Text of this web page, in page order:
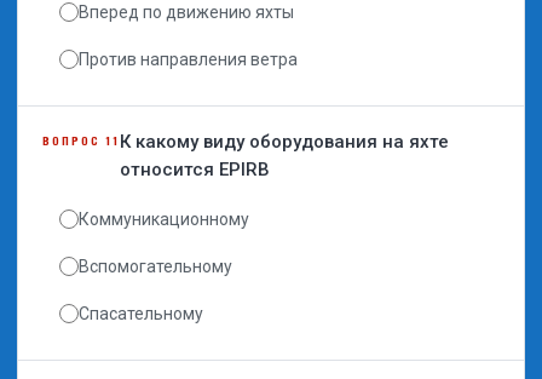
Вперед по движению яхты
Против направления ветра
ВОПРОС 11 К какому виду оборудования на яхте
относится EPIRB
Коммуникационному
Вспомогательному
Спасательному